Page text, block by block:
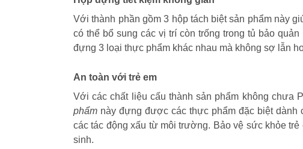
Với thành phần gồm 3 hộp tách biệt sản phẩm này
có thể bổ sung các vị trí còn trống trong tủ bảo
đựng 3 loại thực phẩm khác nhau mà không sợ lẫn
An toàn với trẻ em
Với các chất liệu cấu thành sản phẩm không chưa
phẩm này đựng được các thực phẩm đặc biệt dành
các tác động xấu từ môi trường. Bảo vệ sức khỏe
sinh.